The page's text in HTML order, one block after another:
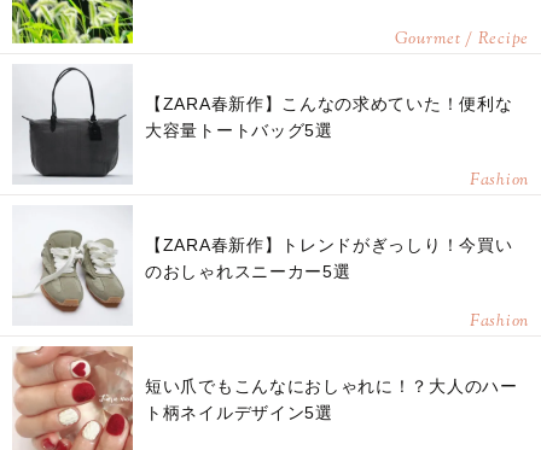
Gourmet / Recipe
【ZARA春新作】こんなの求めていた！便利な
大容量トートバッグ5選
Fashion
【ZARA春新作】トレンドがぎっしり！今買い
のおしゃれスニーカー5選
Fashion
短い爪でもこんなにおしゃれに！？大人のハー
ト柄ネイルデザイン5選